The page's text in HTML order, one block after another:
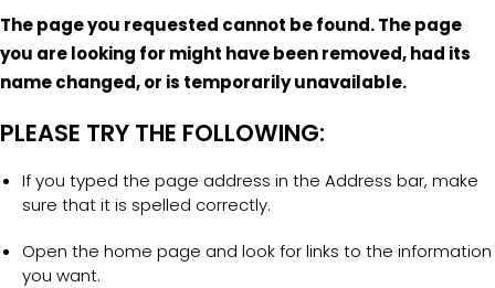
The page you requested cannot be found. The page
you are looking for might have been removed, had its
name changed, or is temporarily unavailable.
PLEASE TRY THE FOLLOWING:
If you typed the page address in the Address bar, make
sure that it is spelled correctly.
Open the home page and look for links to the information
you want.